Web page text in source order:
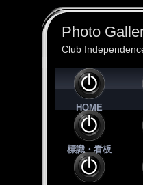
Photo
Club
HOME
標識・看板